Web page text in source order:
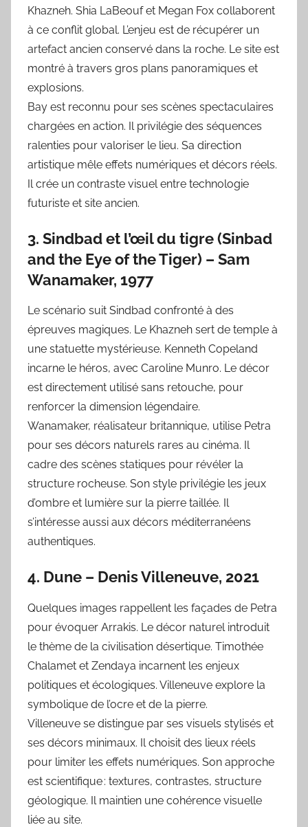
Khazneh. Shia LaBeouf et Megan Fox collaborent
à ce conflit global. L’enjeu est de récupérer un
artefact ancien conservé dans la roche. Le site est
montré à travers gros plans panoramiques et
explosions.
Bay est reconnu pour ses scènes spectaculaires
chargées en action. Il privilégie des séquences
ralenties pour valoriser le lieu. Sa direction
artistique mêle effets numériques et décors réels.
Il crée un contraste visuel entre technologie
futuriste et site ancien.
3. Sindbad et l’œil du tigre (Sinbad
and the Eye of the Tiger) – Sam
Wanamaker, 1977
Le scénario suit Sindbad confronté à des
épreuves magiques. Le Khazneh sert de temple à
une statuette mystérieuse. Kenneth Copeland
incarne le héros, avec Caroline Munro. Le décor
est directement utilisé sans retouche, pour
renforcer la dimension légendaire.
Wanamaker, réalisateur britannique, utilise Petra
pour ses décors naturels rares au cinéma. Il
cadre des scènes statiques pour révéler la
structure rocheuse. Son style privilégie les jeux
d’ombre et lumière sur la pierre taillée. Il
s’intéresse aussi aux décors méditerranéens
authentiques.
4. Dune – Denis Villeneuve, 2021
Quelques images rappellent les façades de Petra
pour évoquer Arrakis. Le décor naturel introduit
le thème de la civilisation désertique. Timothée
Chalamet et Zendaya incarnent les enjeux
politiques et écologiques. Villeneuve explore la
symbolique de l’ocre et de la pierre.
Villeneuve se distingue par ses visuels stylisés et
ses décors minimaux. Il choisit des lieux réels
pour limiter les effets numériques. Son approche
est scientifique : textures, contrastes, structure
géologique. Il maintien une cohérence visuelle
liée au site.